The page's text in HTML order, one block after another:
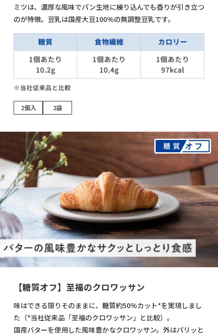
ミツは、濃厚な風味でパン生地に練り込んでも香りが引き立つ
のが特徴。豆乳は国産大豆100%の無調整豆乳です。
2個入 2袋
【糖質オフ】至福のクロワッサン
味はできる限りそのままに、糖質約50%カット*を実現しまし
た（*当社従来品「至福のクロワッサン」と比較）。
国産バターを使用した風味豊かなクロワッサン。外はパリッと